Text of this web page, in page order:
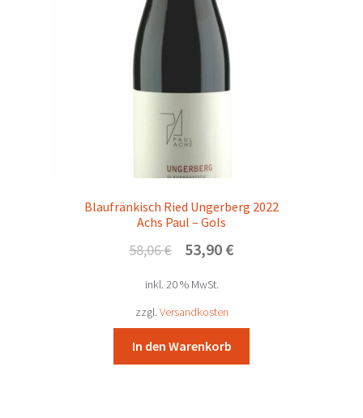
Blaufränkisch Ried Ungerberg 2022
Achs Paul – Gols
58,06€
Ursprünglicher
war:
58,06 €
53,90 €Aktueller
inkl. 20 % MwSt.
zzgl. Versandkosten
In den Warenkorb